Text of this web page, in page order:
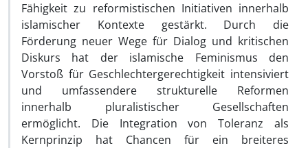
Fähigkeit zu reformistischen Initiativen innerhalb
islamischer Kontexte gestärkt. Durch die
Förderung neuer Wege für Dialog und kritischen
Diskurs hat der islamische Feminismus den
Vorstoß für Geschlechtergerechtigkeit intensiviert
und umfassendere strukturelle Reformen
innerhalb pluralistischer Gesellschaften
ermöglicht. Die Integration von Toleranz als
Kernprinzip hat Chancen für ein breiteres